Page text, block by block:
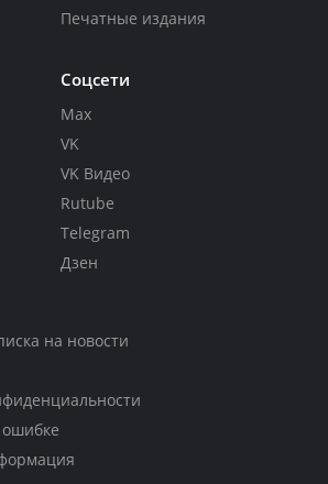
Печатные издания
Соцсети
Max
VK
VK Видео
Rutube
Telegram
Дзен
на новости